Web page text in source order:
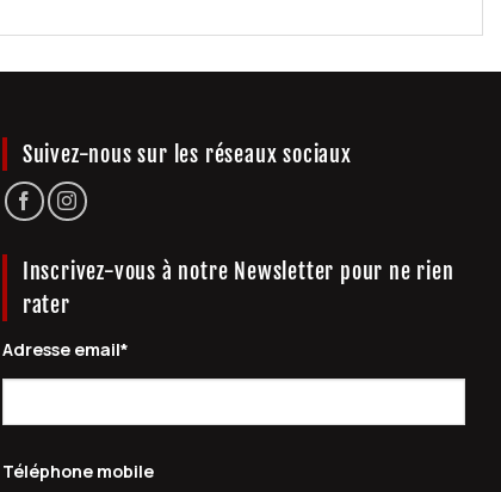
Suivez-nous sur les réseaux sociaux
Inscrivez-vous à notre Newsletter pour ne rien
rater
Adresse email*
Téléphone mobile